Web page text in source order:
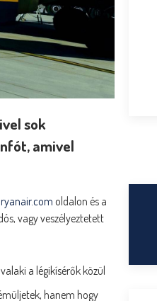
sok
amivel
ryanair.com oldalon és a
vagy veszélyeztetett
a légikísérők közül
hanem hogy